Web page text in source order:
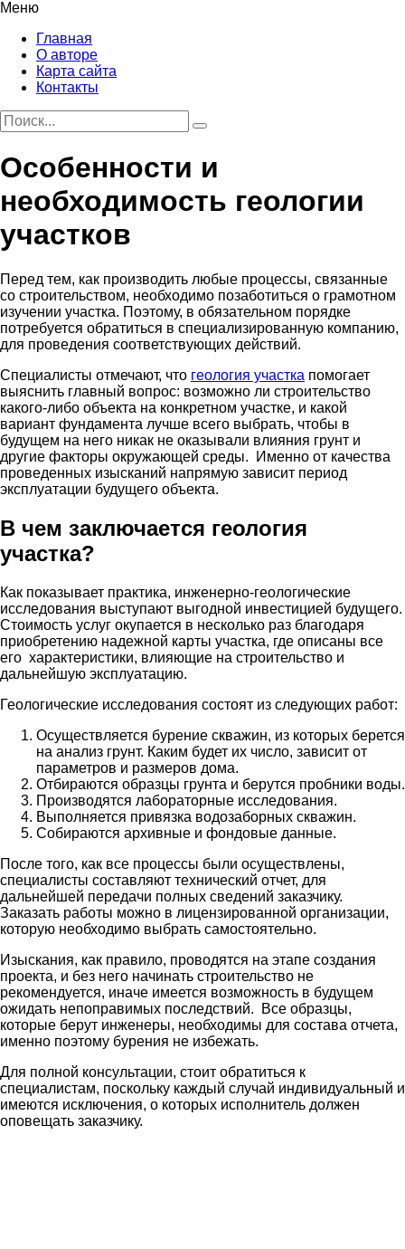
Меню
Главная
О авторе
Карта сайта
Контакты
Особенности и
необходимость геологии
участков
Перед тем, как производить любые процессы, связанные
со строительством, необходимо позаботиться о грамотном
изучении участка. Поэтому, в обязательном порядке
потребуется обратиться в специализированную компанию,
для проведения соответствующих действий.
Специалисты отмечают, что геология участка помогает
выяснить главный вопрос: возможно ли строительство
какого-либо объекта на конкретном участке, и какой
вариант фундамента лучше всего выбрать, чтобы в
будущем на него никак не оказывали влияния грунт и
другие факторы окружающей среды. Именно от качества
проведенных изысканий напрямую зависит период
эксплуатации будущего объекта.
В чем заключается геология
участка?
Как показывает практика, инженерно-геологические
исследования выступают выгодной инвестицией будущего.
Стоимость услуг окупается в несколько раз благодаря
приобретению надежной карты участка, где описаны все
его характеристики, влияющие на строительство и
дальнейшую эксплуатацию.
Геологические исследования состоят из следующих работ:
Осуществляется бурение скважин, из которых берется
на анализ грунт. Каким будет их число, зависит от
параметров и размеров дома.
Отбираются образцы грунта и берутся пробники воды.
Производятся лабораторные исследования.
Выполняется привязка водозаборных скважин.
Собираются архивные и фондовые данные.
После того, как все процессы были осуществлены,
специалисты составляют технический отчет, для
дальнейшей передачи полных сведений заказчику.
Заказать работы можно в лицензированной организации,
которую необходимо выбрать самостоятельно.
Изыскания, как правило, проводятся на этапе создания
проекта, и без него начинать строительство не
рекомендуется, иначе имеется возможность в будущем
ожидать непоправимых последствий. Все образцы,
которые берут инженеры, необходимы для состава отчета,
именно поэтому бурения не избежать.
Для полной консультации, стоит обратиться к
специалистам, поскольку каждый случай индивидуальный и
имеются исключения, о которых исполнитель должен
оповещать заказчику.